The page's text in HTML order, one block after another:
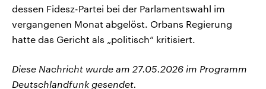
⁠dessen ⁠Fidesz-Partei bei der Parlamentswahl ⁠im
vergangenen Monat abgelöst. Orbans Regierung
hatte das Gericht als „politisch“ ‌kritisiert.
Diese Nachricht wurde am 27.05.2026 im Programm
Deutschlandfunk gesendet.